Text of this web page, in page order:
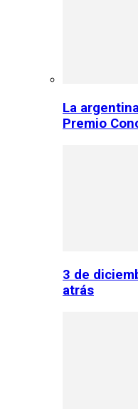
La
Premio
3 de
atrás